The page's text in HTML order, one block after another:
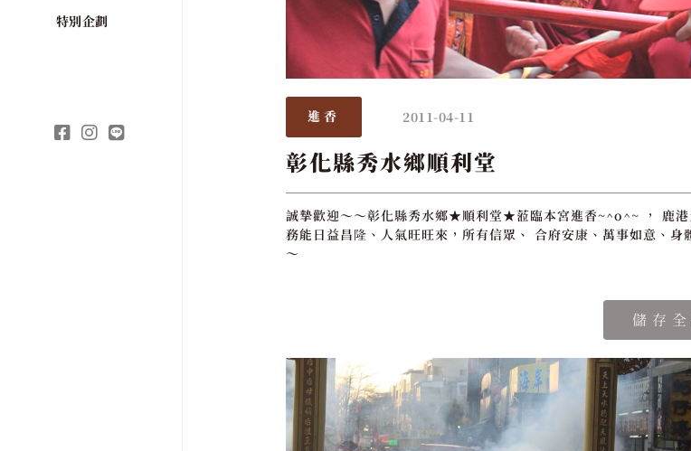
特別企劃
進香 2011-04-11
彰化縣秀水鄉順利堂
誠摯歡迎～～彰化縣秀水鄉★順利堂★蒞臨本宮進香~^o^~ ， 鹿
務能日益昌隆、人氣旺旺來，所有信眾、 合府安康、萬事如意、
～
儲存